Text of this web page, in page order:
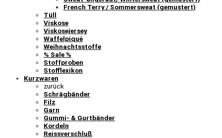
French Terry / Sommersweat (gemustert)
Tüll
Viskose
Viskosejersey
Waffelpiqué
Weihnachtsstoffe
% Sale %
Stoffproben
Stofflexikon
Kurzwaren
zurück
Schrägbänder
Filz
Garn
Gummi- & Gurtbänder
Kordeln
Reissverschluß